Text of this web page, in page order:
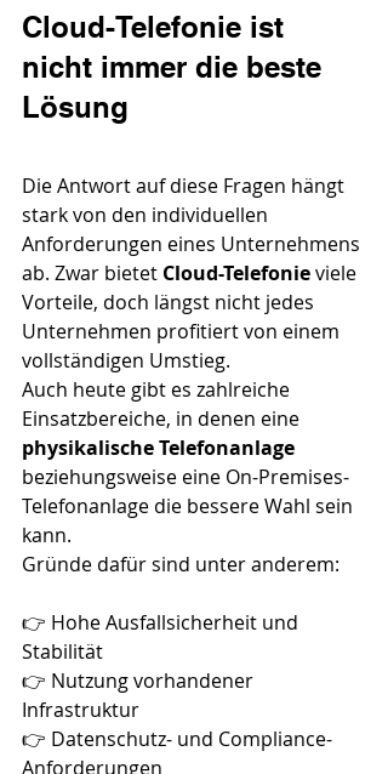
Cloud-Telefonie ist
nicht immer die beste
Lösung
Die Antwort auf diese Fragen hängt
stark von den individuellen
Anforderungen eines Unternehmens
ab. Zwar bietet Cloud-Telefonie viele
Vorteile, doch längst nicht jedes
Unternehmen profitiert von einem
vollständigen Umstieg.
Auch heute gibt es zahlreiche
Einsatzbereiche, in denen eine
physikalische Telefonanlage
beziehungsweise eine On-Premises-
Telefonanlage die bessere Wahl sein
kann.
Gründe dafür sind unter anderem:
👉 Hohe Ausfallsicherheit und
Stabilität
👉 Nutzung vorhandener
Infrastruktur
👉 Datenschutz- und Compliance-
Anforderungen